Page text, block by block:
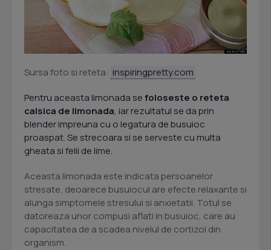
Sursa foto si reteta: inspiringpretty.com
Pentru aceasta limonada sefoloseste o reteta
calsica de limonada, iar rezultatul se da prin
blender impreuna cu o legatura de busuioc
proaspat. Se strecoara si se serveste cu multa
gheata si felii de lime.
Aceasta limonada este indicata persoanelor
stresate, deoarece busuiocul are efecte relaxante si
alunga simptomele stresului si anxietatii. Totul se
datoreaza unor compusi aflati in busuioc, care au
capacitatea de a scadea nivelul de cortizol din
organism.